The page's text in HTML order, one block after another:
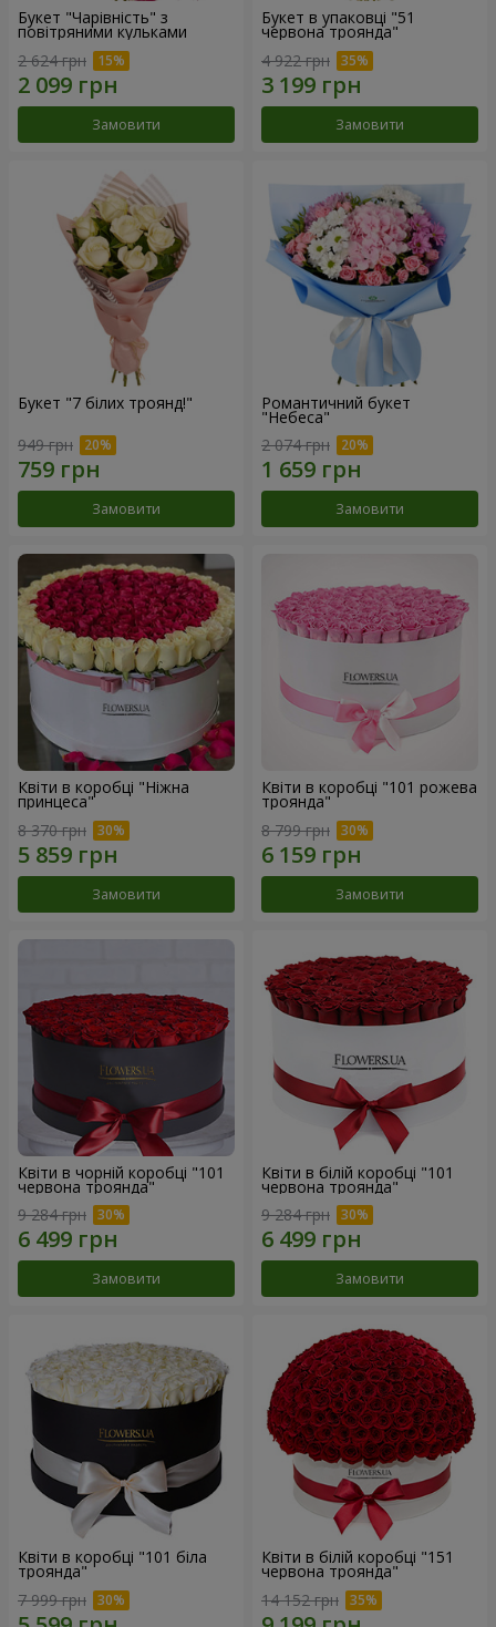
Букет "Чарівність" з
повітряними кульками
2 624 грн
Замовити
Букет в упаковці "51
червона троянда"
4 922 грн
Замовити
Букет "7 білих троянд!"
949 грн
Замовити
Романтичний букет
"Небеса"
2 074 грн
Замовити
Квіти в коробці "Ніжна
принцеса"
8 370 грн
Замовити
Квіти в коробці "101 рожева
троянда"
8 799 грн
Замовити
Квіти в чорній коробці "101
червона троянда"
9 284 грн
Замовити
Квіти в білій коробці "101
червона троянда"
9 284 грн
Замовити
Квіти в коробці "101 біла
троянда"
7 999 грн
Квіти в білій коробці "151
червона троянда"
14 152 грн